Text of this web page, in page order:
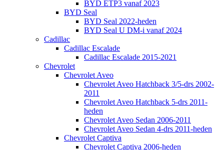
BYD ETP3 vanaf 2023
BYD Seal
BYD Seal 2022-heden
BYD Seal U DM-i vanaf 2024
Cadillac
Cadillac Escalade
Cadillac Escalade 2015-2021
Chevrolet
Chevrolet Aveo
Chevrolet Aveo Hatchback 3/5-drs 2002-
2011
Chevrolet Aveo Hatchback 5-drs 2011-
heden
Chevrolet Aveo Sedan 2006-2011
Chevrolet Aveo Sedan 4-drs 2011-heden
Chevrolet Captiva
Chevrolet Captiva 2006-heden